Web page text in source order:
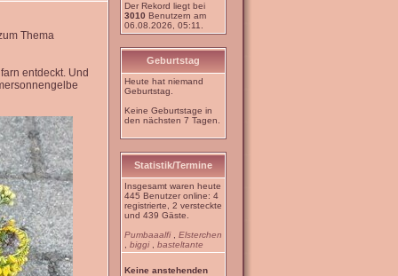
Thema
entdeckt. Und
Der Rekord liegt bei
3010 Benutzern am
06.08.2026, 05:11.
Geburtstag
Heute hat niemand
Geburtstag.
Keine Geburtstage in
den nächsten 7 Tagen.
Statistik/Termine
Insgesamt waren heute
445 Benutzer online: 4
registrierte, 2 versteckte
und 439 Gäste.
Pumbaaalfi
Elsterchen
biggi basteltante
Keine anstehenden